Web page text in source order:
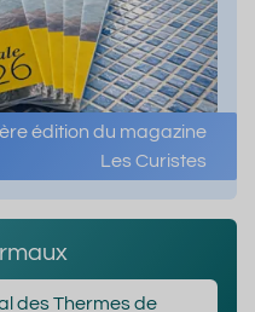
édition du magazine
Les Curistes
des Thermes de